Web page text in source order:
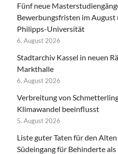
Fünf neue
Bewerbungsfristen im August
Philipps-Universität
6. August 2026
Stadtarchiv Kassel in neuen
Markthalle
6. August 2026
Verbreitung von
Klimawandel beeinflusst
5. August 2026
Liste guter Taten für den
Südeingang für Behinderte